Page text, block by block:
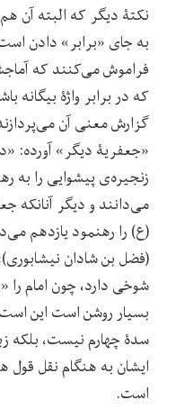
نکتۀ دیگر که البته آن
به جای «برابر» دادن
فراموش می‌کنند که
که در برابر واژۀ بیگانه
گزارش معنی آن
«جعفریۀ دیگر» آورده:
زنجیره‌ی پیشوایی را به
می‌دانند و دیگر
(ع) را رهنمود یازدهم
(فضل بن شادان
شوخی دارد، چون امام را
بسیار روشن است این است
سدۀ چهارم نیست، بلکه
ایشان به هنگام نقل
است.